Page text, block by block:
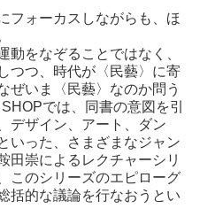
フォーカスしながらも、ほ
動をなぞることではなく、
つつ、時代が〈民藝〉に寄
ぜいま〈民藝〉なのか問う
では、同書の意図を引
デザイン、アート、ダン
いった、さまざまなジャン
田崇によるレクチャーシリ
このシリーズのエピローグ
括的な議論を行なおうとい